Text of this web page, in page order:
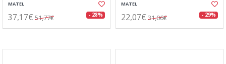
MATEL
37,17€ 51,77€ - 28%
MATEL
22,07€ 31,06€ - 29%